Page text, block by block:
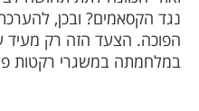
נגד הקסאמים? ובכן,
הפוכה. הצעד הזה רק מעיד
במלחמתה במשגרי רקטות